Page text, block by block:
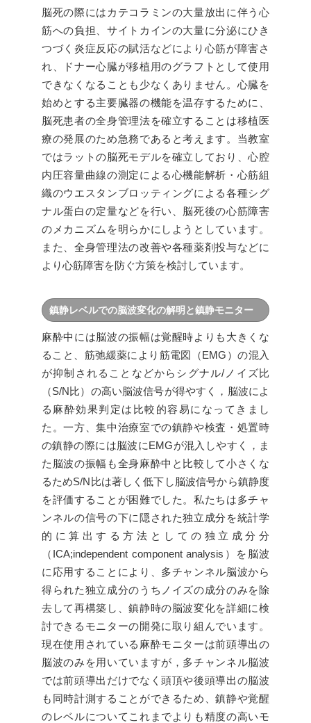
脳死の際にはカテコラミンの大量放出に伴う心
筋への負担、サイトカインの大量に分泌にひき
つづく炎症反応の賦活などにより心筋が障害さ
れ、ドナー心臓が移植用のグラフトとして使用
できなくなることも少なくありません。心臓を
始めとする主要臓器の機能を温存するために、
脳死患者の全身管理法を確立することは移植医
療の発展のため急務であると考えます。当教室
ではラットの脳死モデルを確立しており、心腔
内圧容量曲線の測定による心機能解析・心筋組
織のウエスタンブロッティングによる各種シグ
ナル蛋白の定量などを行い、脳死後の心筋障害
のメカニズムを明らかにしようとしています。
また、全身管理法の改善や各種薬剤投与などに
より心筋障害を防ぐ方策を検討しています。
鎮静レベルでの脳波変化の解明と鎮静モニター
の開発
麻酔中には脳波の振幅は覚醒時よりも大きくな
ること、筋弛緩薬により筋電図（EMG）の混入
が抑制されることなどからシグナル/ノイズ比
（S/N比）の高い脳波信号が得やすく，脳波によ
る麻酔効果判定は比較的容易になってきまし
た。一方、集中治療室での鎮静や検査・処置時
の鎮静の際には脳波にEMGが混入しやすく，ま
た脳波の振幅も全身麻酔中と比較して小さくな
るためS/N比は著しく低下し脳波信号から鎮静度
を評価することが困難でした。私たちは多チャ
ンネルの信号の下に隠された独立成分を統計学
的に算出する方法としての独立成分分
（ICA;independent component analysis）を脳波
に応用することにより、多チャンネル脳波から
得られた独立成分のうちノイズの成分のみを除
去して再構築し、鎮静時の脳波変化を詳細に検
討できるモニターの開発に取り組んでいます。
現在使用されている麻酔モニターは前頭導出の
脳波のみを用いていますが，多チャンネル脳波
では前頭導出だけでなく頭頂や後頭導出の脳波
も同時計測することができるため、鎮静や覚醒
のレベルについてこれまでよりも精度の高いモ